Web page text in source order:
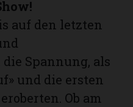
auf den letzten
Spannung, als
und die ersten
Ob am